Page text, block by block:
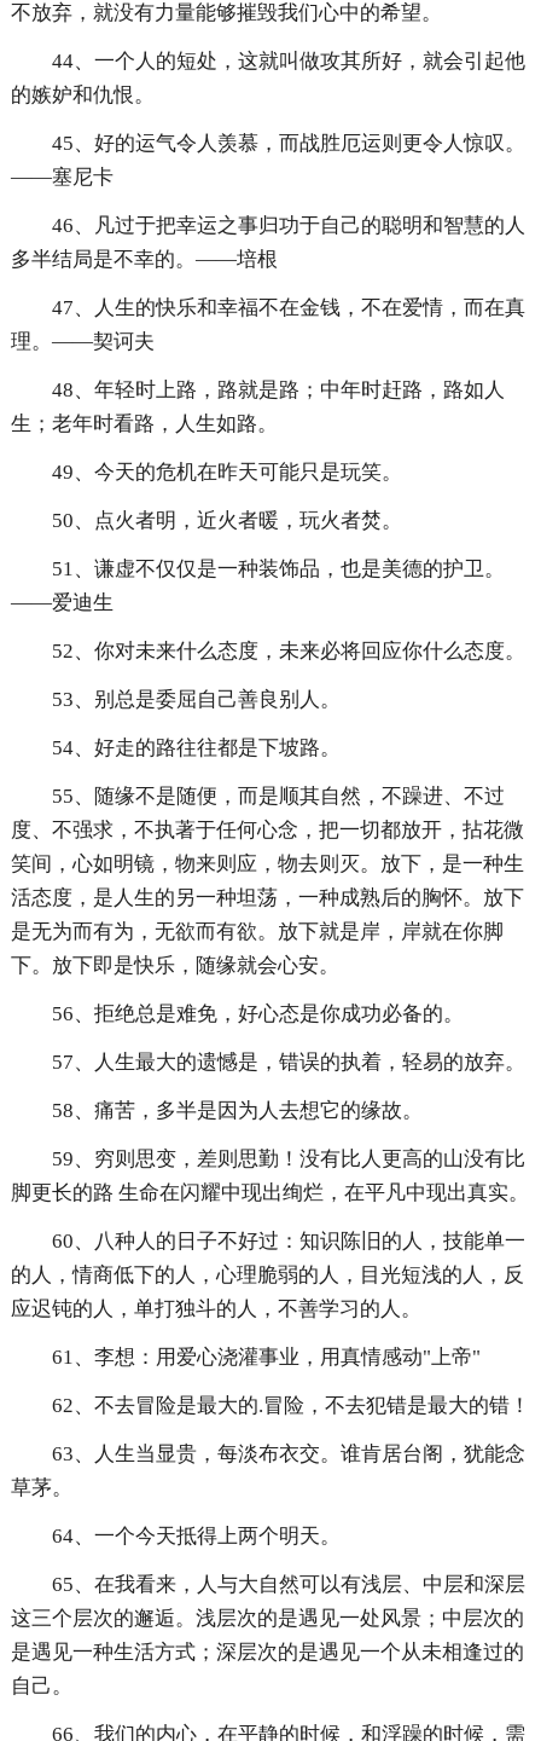
不放弃，就没有力量能够摧毁我们心中的希望。
44、一个人的短处，这就叫做攻其所好，就会引起他
的嫉妒和仇恨。
45、好的运气令人羡慕，而战胜厄运则更令人惊叹。
——塞尼卡
46、凡过于把幸运之事归功于自己的聪明和智慧的人
多半结局是不幸的。——培根
47、人生的快乐和幸福不在金钱，不在爱情，而在真
理。——契诃夫
48、年轻时上路，路就是路；中年时赶路，路如人
生；老年时看路，人生如路。
49、今天的危机在昨天可能只是玩笑。
50、点火者明，近火者暖，玩火者焚。
51、谦虚不仅仅是一种装饰品，也是美德的护卫。
——爱迪生
52、你对未来什么态度，未来必将回应你什么态度。
53、别总是委屈自己善良别人。
54、好走的路往往都是下坡路。
55、随缘不是随便，而是顺其自然，不躁进、不过
度、不强求，不执著于任何心念，把一切都放开，拈花微
笑间，心如明镜，物来则应，物去则灭。放下，是一种生
活态度，是人生的另一种坦荡，一种成熟后的胸怀。放下
是无为而有为，无欲而有欲。放下就是岸，岸就在你脚
下。放下即是快乐，随缘就会心安。
56、拒绝总是难免，好心态是你成功必备的。
57、人生最大的遗憾是，错误的执着，轻易的放弃。
58、痛苦，多半是因为人去想它的缘故。
59、穷则思变，差则思勤！没有比人更高的山没有比
脚更长的路 生命在闪耀中现出绚烂，在平凡中现出真实。
60、八种人的日子不好过：知识陈旧的人，技能单一
的人，情商低下的人，心理脆弱的人，目光短浅的人，反
应迟钝的人，单打独斗的人，不善学习的人。
61、李想：用爱心浇灌事业，用真情感动"上帝"
62、不去冒险是最大的.冒险，不去犯错是最大的错！
63、人生当显贵，每淡布衣交。谁肯居台阁，犹能念
草茅。
64、一个今天抵得上两个明天。
65、在我看来，人与大自然可以有浅层、中层和深层
这三个层次的邂逅。浅层次的是遇见一处风景；中层次的
是遇见一种生活方式；深层次的是遇见一个从未相逢过的
自己。
66、我们的内心，在平静的时候，和浮躁的时候，需